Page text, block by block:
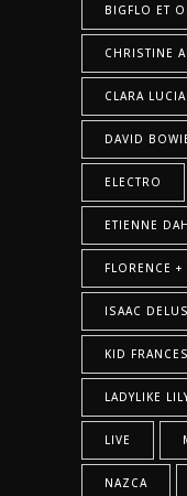
BIGFLO ET
CHRISTINE
CLARA
DAVID
ELECTRO
ETIENNE
FLORENCE
ISAAC
KID
LADYLIKE
LIVE
NAZCA